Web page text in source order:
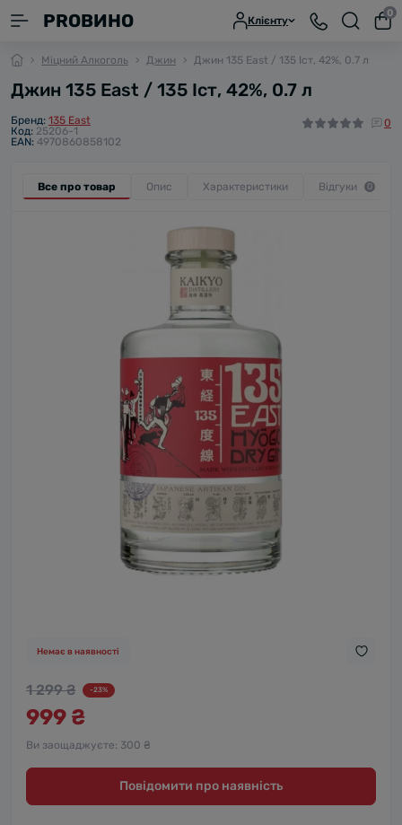
PROВИНО Клієнту
0
Міцний Алкоголь Джин Джин 135 East / 135 Іст, 42%, 0.7 л
Джин 135 East / 135 Іст, 42%, 0.7 л
Бренд: 135 East
Код: 25206-1
EAN: 4970860858102
0
Все про товар Опис Характеристики Відгуки 0
Немає в наявності
1 299 ₴ -23%
999 ₴
Ви заощаджуєте: 300 ₴
Повідомити про наявність